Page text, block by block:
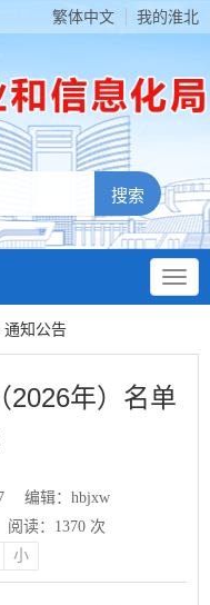
繁体中文 我的淮北
通知公告
2026年）名单
编辑：hbjxw
阅读： 1370 次
小